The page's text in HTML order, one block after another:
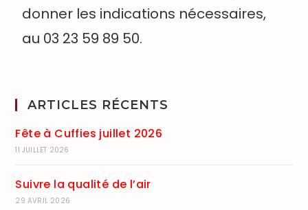
donner les indications nécessaires,
au 03 23 59 89 50.
ARTICLES RÉCENTS
Fête à Cuffies juillet 2026
11 JUILLET 2026
Suivre la qualité de l’air
29 AVRIL 2026